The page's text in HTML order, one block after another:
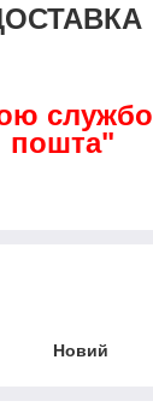
пошта"
Новий